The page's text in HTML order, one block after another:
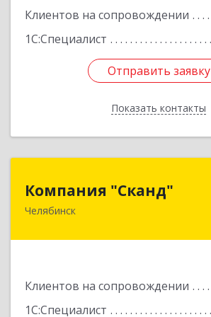
Клиентов на сопровождении
1С:Специалист
Отправить заявку
Показать контакты
Отправить заявку
Назад
Компания "Сканд"
Челябинск
Клиентов на сопровождении
1С:Специалист